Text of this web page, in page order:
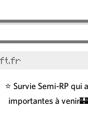
⭐ Survie Semi-RP qui
importantes à